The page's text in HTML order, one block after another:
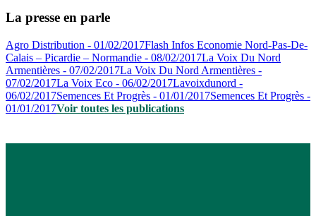
La presse en parle
Agro Distribution - 01/02/2017Flash Infos Economie Nord-Pas-De-
Calais – Picardie – Normandie - 08/02/2017La Voix Du Nord
Armentières - 07/02/2017La Voix Du Nord Armentières -
07/02/2017La Voix Eco - 06/02/2017Lavoixdunord -
06/02/2017Semences Et Progrès - 01/01/2017Semences Et Progrès -
01/01/2017Voir toutes les publications